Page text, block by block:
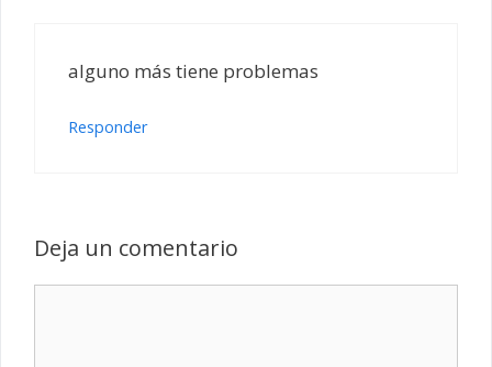
alguno más tiene problemas
Responder
Deja un comentario